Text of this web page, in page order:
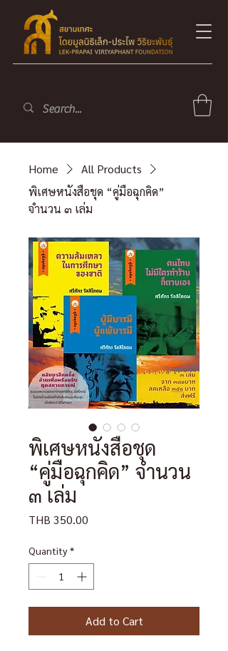
Home
All Products
พิเศษหนังสือชุด “คู่มือฉุกคิด”
จำนวน ๓ เล่ม
พิเศษหนังสือชุด
“คู่มือฉุกคิด” จำนวน
๓ เล่ม
THB 350.00
Quantity *
Add to Cart